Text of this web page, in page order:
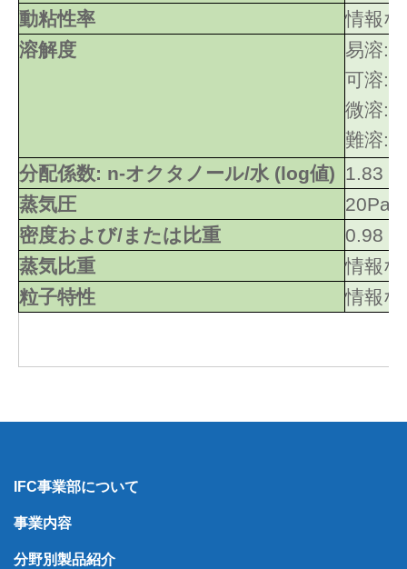
動粘性率
情報
溶解度
易溶:
可溶:
微溶:
難溶:
分配係数: n-オクタノール/水 (log値) 1.83
蒸気圧
20Pa/
密度および/または比重
0.98
蒸気比重
情報
粒子特性
情報
IFC事業部について
事業内容
分野別製品紹介